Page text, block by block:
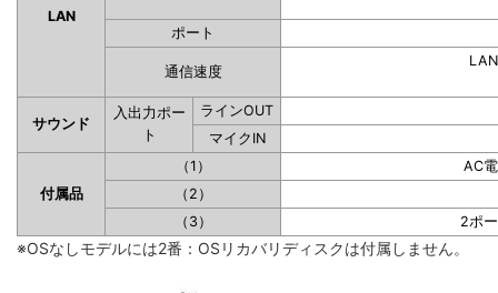
LAN
ポート
通信速度
サウンド
入出力ポー
ト
ラインOUT
マイクIN
付属品
（1）
AC
（2）
（3）
2ポ
※OSなしモデルには2番：OSリカバリディスクは付属しません。